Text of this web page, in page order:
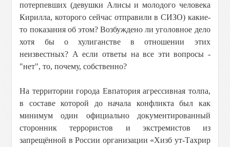
потерпевших (девушки Алисы и молодого человека
Кирилла, которого сейчас отправили в СИЗО) какие-
то показания об этом? Возбуждено ли уголовное дело
хотя бы о хулиганстве в отношении этих
неизвестных? А если ответы на все эти вопросы -
"нет", то, почему, собственно?
На территории города Евпатория агрессивная толпа,
в составе которой до начала конфликта был как
минимум один официально документированный
сторонник террористов и экстремистов из
запрещённой в России организации «Хизб ут-Тахрир